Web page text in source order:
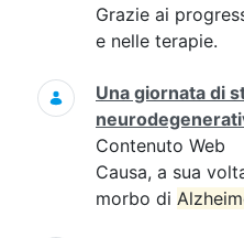
Grazie ai
e nelle terapie.
Una giornata di
Contenuto Web
Causa, a sua
morbo di